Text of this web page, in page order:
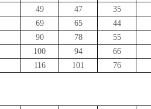
49 47 35
69 65 44
90 78 55
100 94 66
116 101 76